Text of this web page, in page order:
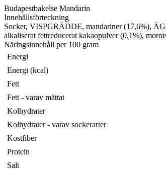
Budapestbakelse Mandarin
Innehållsförteckning
Socker, VISPGRÄDDE, mandariner (17,6%),
alkaliserat fettreducerat kakaopulver (0,1%),
Näringsinnehåll per 100 gram
Energi
Energi (kcal)
Fett
Fett - varav mättat
Kolhydrater
Kolhydrater - varav sockerarter
Kostfiber
Protein
Salt